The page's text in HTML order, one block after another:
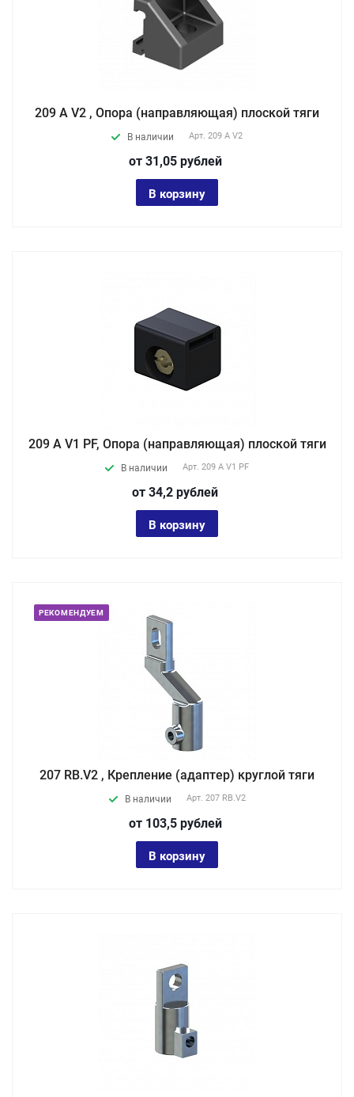
209 A V2 , Опора (направляющая) плоской тяги
В наличии Арт. 209 A V2
от 31,05 рублей
В корзину
209 A V1 PF, Опора (направляющая) плоской тяги
В наличии Арт. 209 A V1 PF
от 34,2 рублей
В корзину
РЕКОМЕНДУЕМ
207 RB.V2 , Крепление (адаптер) круглой тяги
В наличии Арт. 207 RB.V2
от 103,5 рублей
В корзину